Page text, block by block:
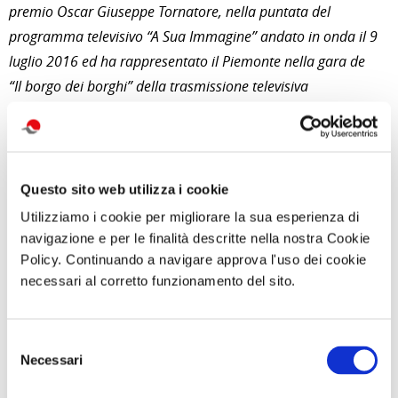
Questo sito web utilizza i cookie
Utilizziamo i cookie per migliorare la sua esperienza di
navigazione e per le finalità descritte nella nostra Cookie
Policy. Continuando a navigare approva l'uso dei cookie
necessari al corretto funzionamento del sito.
delNecessari
premio Oscar Giuseppe Tornatore, nella puntata del
programma televisivo “A Sua Immagine” andato in onda il 9
luglio 2016 ed ha rappresentato il Piemonte nella gara de
“Il borgo dei borghi” della trasmissione televisiva
attività correlate: